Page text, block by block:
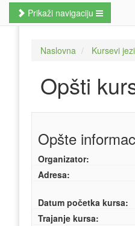
Prikaži navigaciju
Kursevi jezika
Kursevi računara
MBA studije
Prekvalifikacije i zanati
Nauči odmah
Naslovna Kursevi
Opšti
Opšte
Organizator:
Adresa:
Datum početka kursa:
Trajanje kursa: